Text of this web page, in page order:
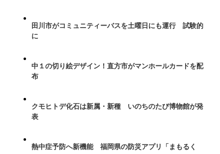
田川市がコミュニティーバスを土曜日にも運行 試験的
に
中１の切り絵デザイン！直方市がマンホールカードを配
布
クモヒトデ化石は新属・新種 いのちのたび博物館が発
表
熱中症予防へ新機能 福岡県の防災アプリ「まもるく